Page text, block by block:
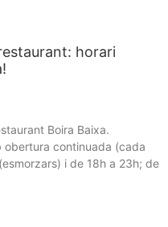
horari
Boira Baixa.
obertura continuada (cada
i de 18h a 23h; de